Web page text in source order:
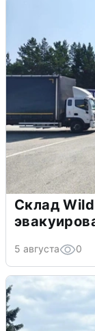
Склад
5 августа 0